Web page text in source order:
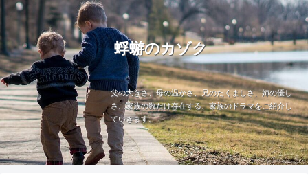
蜉蝣のカゾク
父の大きさ、母の温かさ、兄のたくましさ、姉の優し
さ…家族の数だけ存在する、家族のドラマをご紹介し
ていきます。